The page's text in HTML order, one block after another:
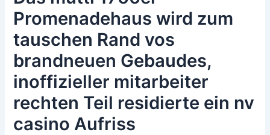
Promenadehaus wird zum
tauschen Rand vos
brandneuen Gebaudes,
inoffizieller mitarbeiter
rechten Teil residierte ein nv
casino Aufriss